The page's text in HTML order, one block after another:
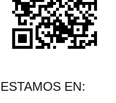
ESTAMOS EN: